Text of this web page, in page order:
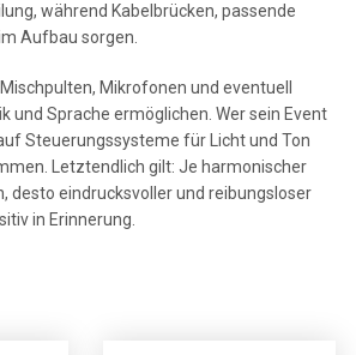
während Kabelbrücken, passende
Aufbau sorgen.
Mikrofonen und eventuell
und Sprache ermöglichen. Wer sein Event
Steuerungssysteme für Licht und Ton
Letztendlich gilt: Je harmonischer
desto eindrucksvoller und reibungsloser
in Erinnerung.